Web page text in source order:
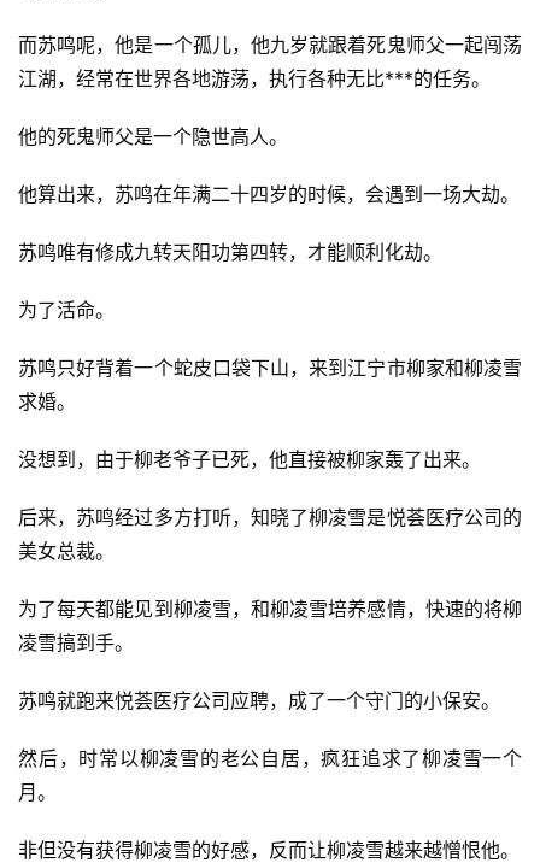
墨
语
文
集
🔥
热
榜
速
递
🌱
博
星
登录 注册
而苏鸣呢，他是一个孤儿，他九岁就跟着死鬼师父一起闯荡
江湖，经常在世界各地游荡，执行各种无比***的任务。
他的死鬼师父是一个隐世高人。
他算出来，苏鸣在年满二十四岁的时候，会遇到一场大劫。
苏鸣唯有修成九转天阳功第四转，才能顺利化劫。
为了活命。
苏鸣只好背着一个蛇皮口袋下山，来到江宁市柳家和柳凌雪
求婚。
没想到，由于柳老爷子已死，他直接被柳家轰了出来。
后来，苏鸣经过多方打听，知晓了柳凌雪是悦荟医疗公司的
美女总裁。
为了每天都能见到柳凌雪，和柳凌雪培养感情，快速的将柳
凌雪搞到手。
苏鸣就跑来悦荟医疗公司应聘，成了一个守门的小保安。
然后，时常以柳凌雪的老公自居，疯狂追求了柳凌雪一个
月。
非但没有获得柳凌雪的好感，反而让柳凌雪越来越憎恨他。